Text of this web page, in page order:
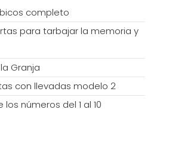
completo
para tarbajar la memoria y
Granja
con llevadas modelo 2
números del 1 al 10